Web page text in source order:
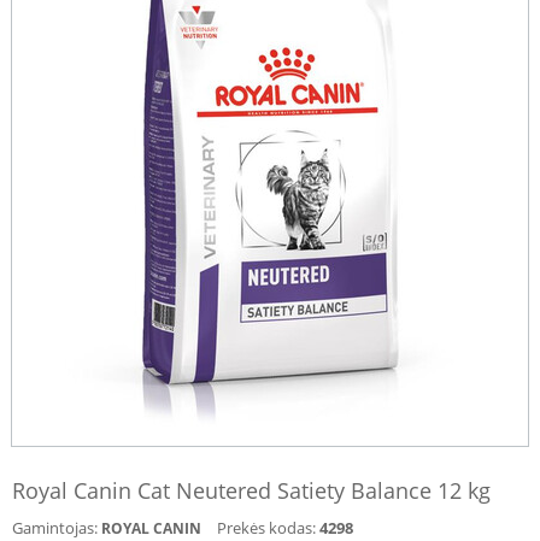
Royal Canin Cat Neutered Satiety Balance 12 kg
Gamintojas: ROYAL CANIN Prekės kodas:4298